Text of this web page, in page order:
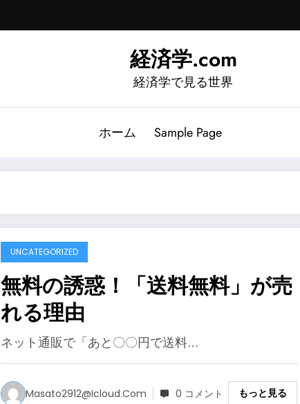
経済学.com
経済学で見る世界
ホーム Sample Page
UNCATEGORIZED
無料の誘惑！「送料無料」が売
れる理由
ネット通販で「あと〇〇円で送料…
Masato2912@icloud.com 0 コメント もっと見る